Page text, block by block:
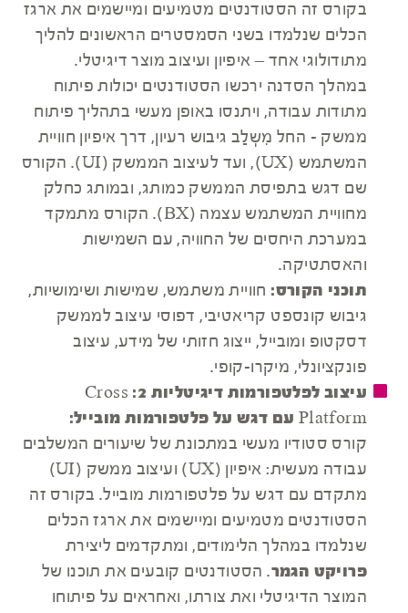
בקורס זה הסטודנטים מטמיעים ומיישמים את ארגז
הכלים שנלמדו בשני הסמסטרים הראשונים להליך
מתודולוגי אחד – איפיון ועיצוב מוצר דיגיטלי.
במהלך הסדנה ירכשו הסטודנטים יכולות פיתוח
מתודות עבודה, ויתנסו באופן מעשי בתהליך פיתוח
ממשק - החל מִשְלַב גיבוש רעיון, דרך איפיון חוויית
המשתמש (UX), ועד לעיצוב הממשק (UI). הקורס
שם דגש בתפיסת הממשק כמותג, ובמותג כחלק
מחוויית המשתמש עצמה (BX). הקורס מתמקד
במערכת היחסים של החוויה, עם השמישות
והאסתטיקה.
תוכני הקורס: חוויית משתמש, שמישות ושימושיות,
גיבוש קונספט קריאטיבי, דפוסי עיצוב לממשק
דסקטופ ומובייל, ייצוג חזותי של מידע, עיצוב
פונקציונלי, מיקרו-קופי.
עיצוב לפלטפורמות דיגיטליות 2: Cross
Platform עם דגש על פלטפורמות מובייל:
קורס סטודיו מעשי במתכונת של שיעורים המשלבים
עבודה מעשית: איפיון (UX) ועיצוב ממשק (UI)
מתקדם עם דגש על פלטפורמות מובייל. בקורס זה
הסטודנטים מטמיעים ומיישמים את ארגז הכלים
שנלמדו במהלך הלימודים, ומתקדמים ליצירת
פרויקט הגמר. הסטודנטים קובעים את תוכנו של
המוצר הדיגיטלי ואת צורתו, ואחראים על פיתוחו